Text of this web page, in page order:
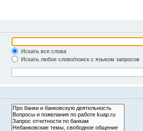
Искать все слова
Искать любое слово/поиск с языком запросов